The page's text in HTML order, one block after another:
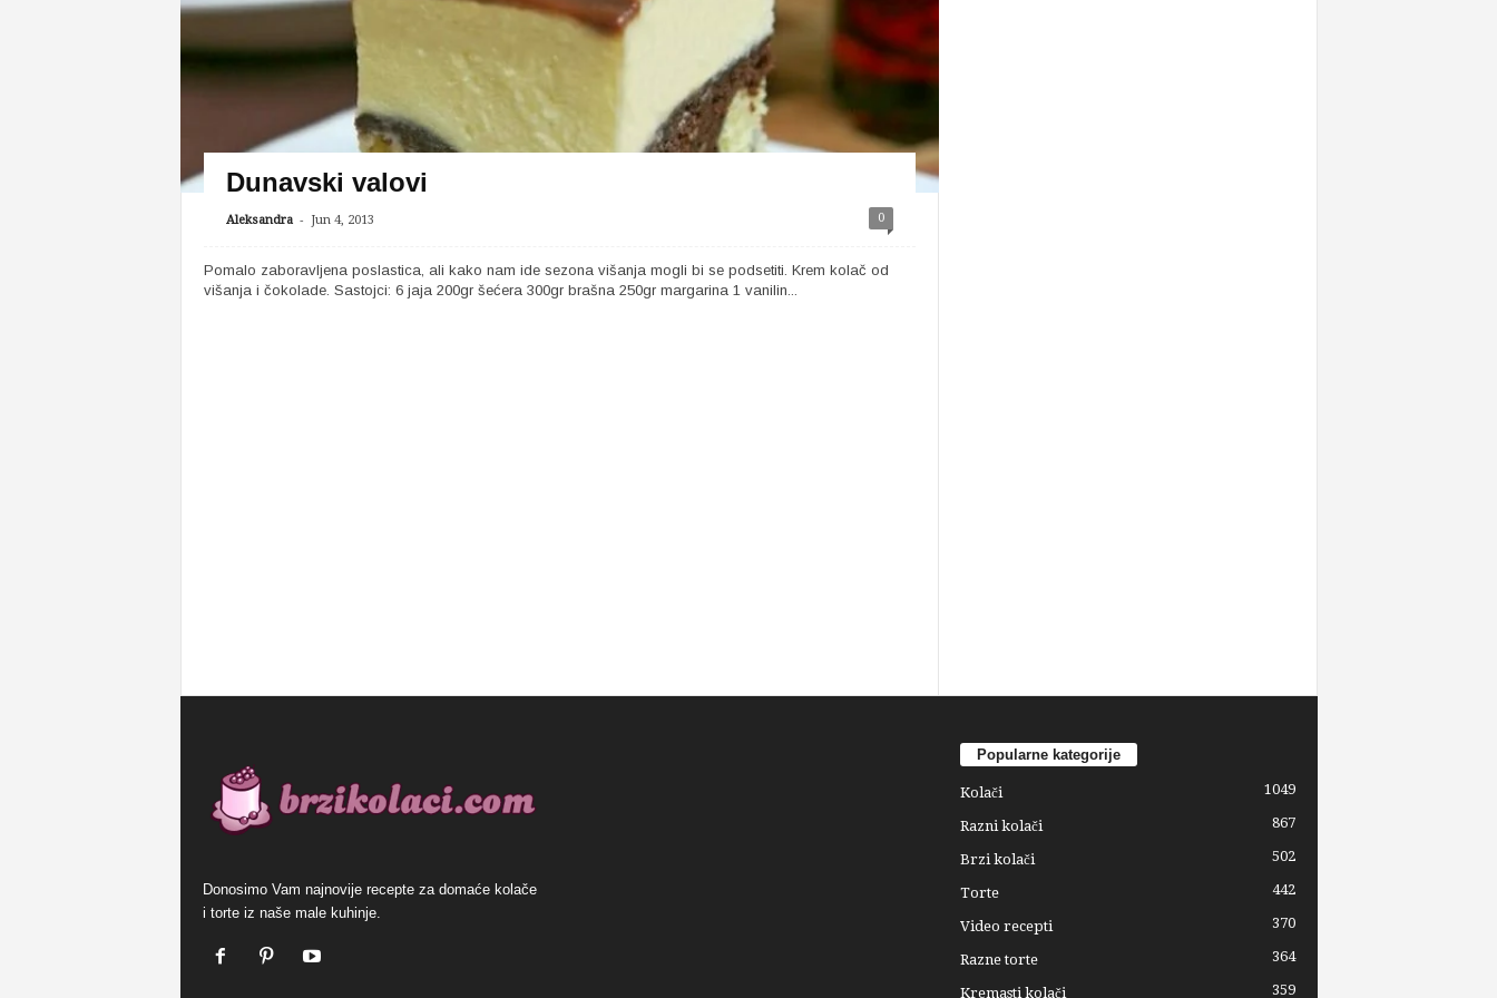
Dunavski valovi
Aleksandra - Jun 4, 2013 0
Pomalo zaboravljena poslastica, ali kako nam ide sezona višanja mogli bi se podsetiti. Krem kolač od
višanja i čokolade. Sastojci: 6 jaja 200gr šećera 300gr brašna 250gr margarina 1 vanilin...
Donosimo Vam najnovije recepte za domaće kolače
i torte iz naše male kuhinje.
Popularne kategorije
Kolači 1049
Razni kolači 867
Brzi kolači 502
Torte 442
Video recepti 370
Razne torte 364
Kremasti kolači 359